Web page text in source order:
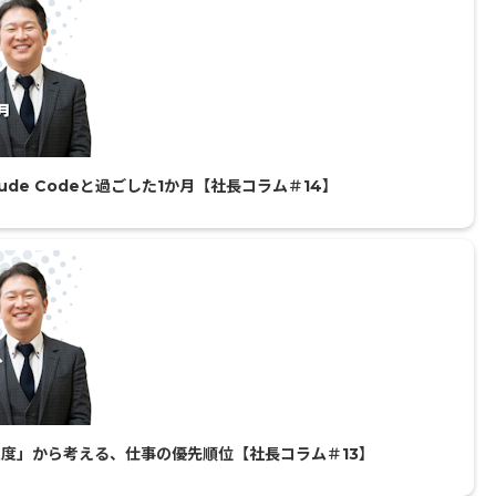
Codeと過ごした1か月【社長コラム＃14】
から考える、仕事の優先順位【社長コラム＃13】